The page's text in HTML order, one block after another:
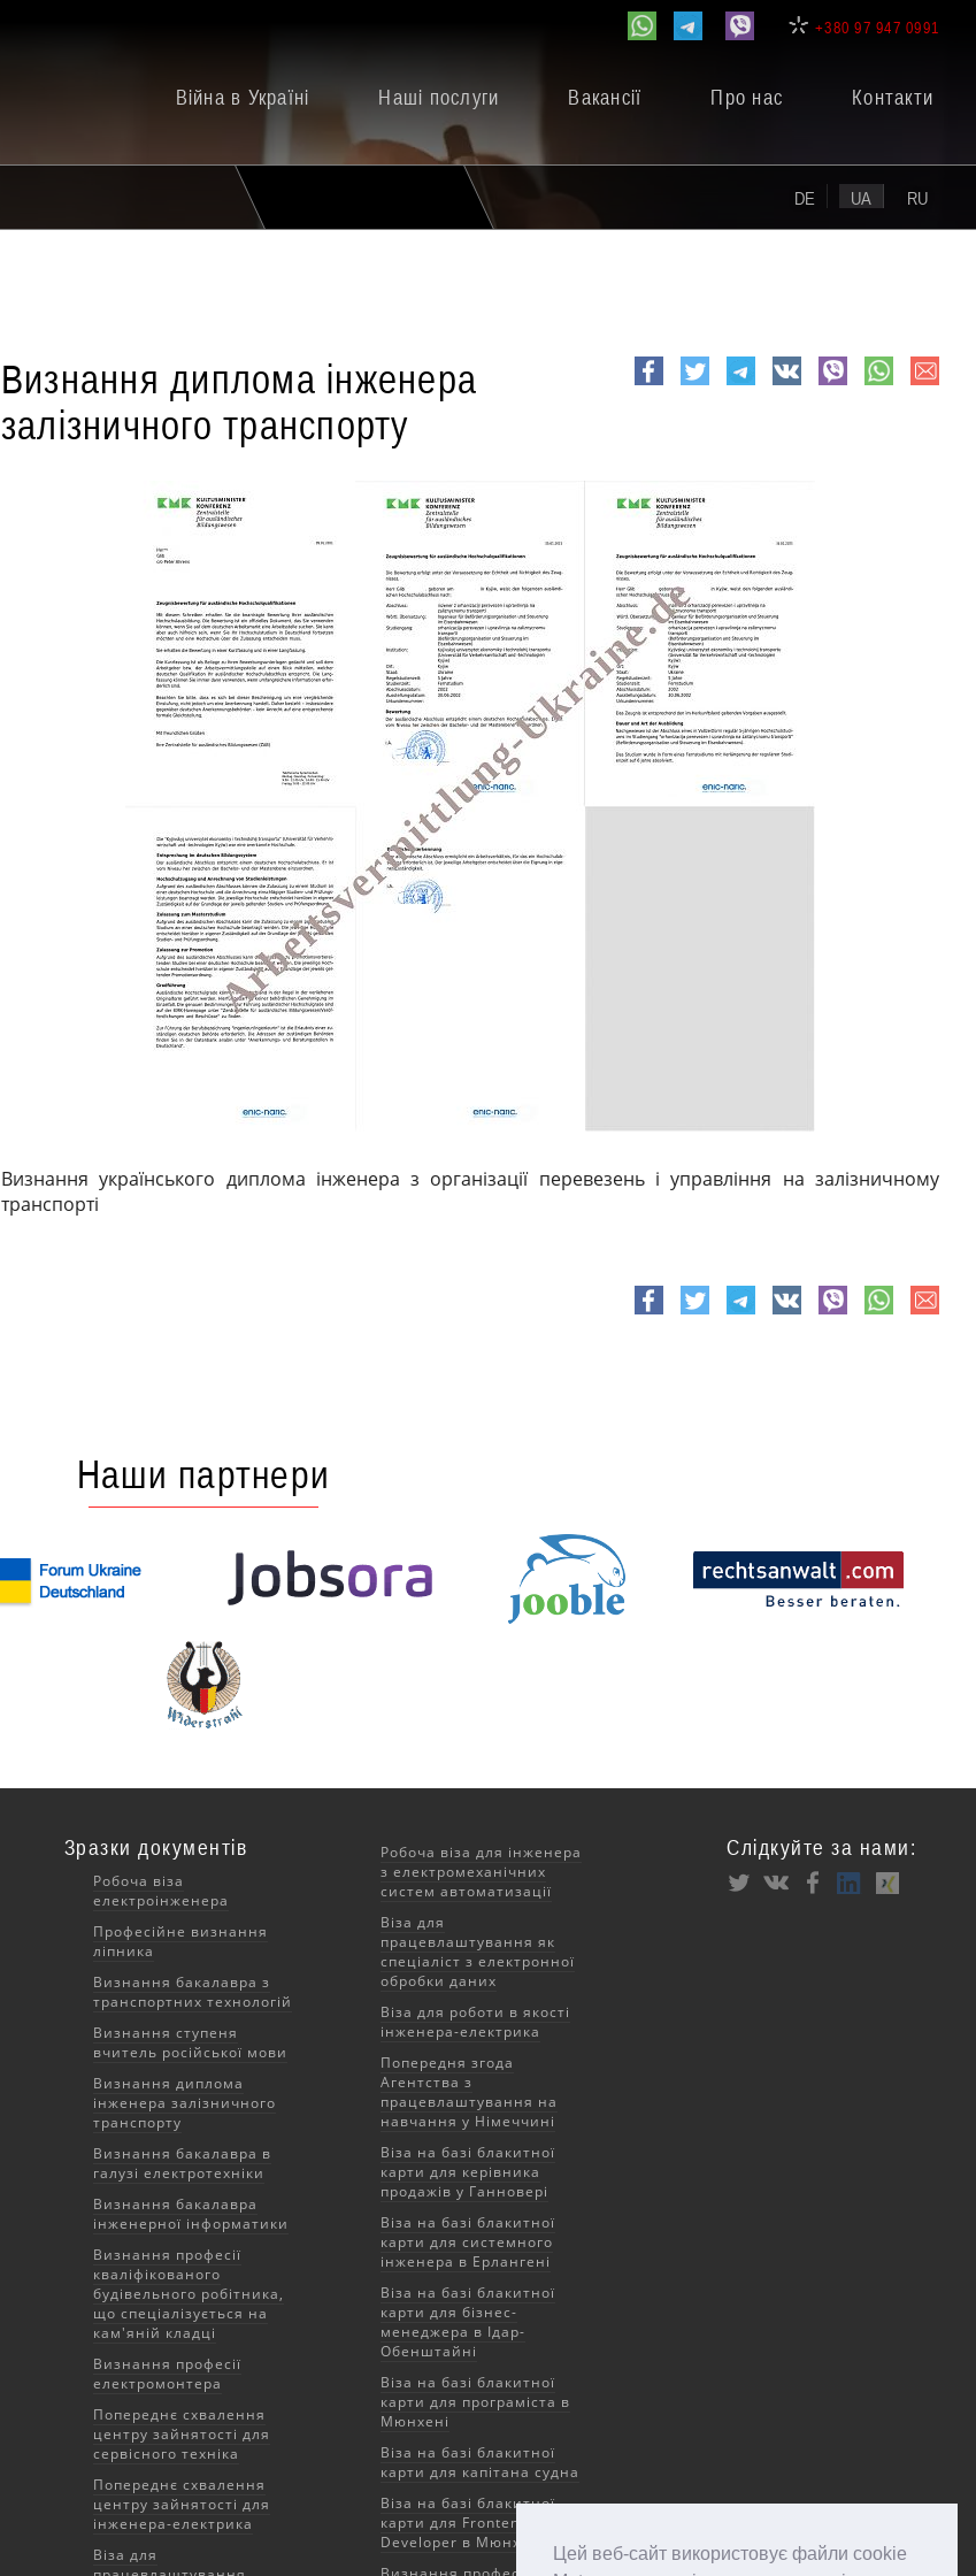
Цей веб-сайт використовує файли cookie
+380 97 947 0991
Війна в Україні Наші послуги Вакансії Про нас Контакти
DE UA RU
Визнання диплома інженера
залізничного транспорту
Визнання українського диплома інженера з організації перевезень і управління на залізничному
транспорті
Наши партнери
Зразки документів
Робоча віза
електроінженера
Професійне визнання
ліпника
Визнання бакалавра з
транспортних технологій
Визнання ступеня
вчитель російської мови
Визнання диплома
інженера залізничного
транспорту
Визнання бакалавра в
галузі електротехніки
Визнання бакалавра
інженерної інформатики
Визнання професії
кваліфікованого
будівельного робітника,
що спеціалізується на
кам'яній кладці
Визнання професії
електромонтера
Попереднє схвалення
центру зайнятості для
сервісного техніка
Попереднє схвалення
центру зайнятості для
інженера-електрика
Віза для
Робоча віза для інженера
з електромеханічних
систем автоматизації
Віза для
працевлаштування як
спеціаліст з електронної
обробки даних
Віза для роботи в якості
інженера-електрика
Попередня згода
Агентства з
працевлаштування на
навчання у Німеччині
Віза на базі блакитної
карти для керівника
продажів у Ганновері
Віза на базі блакитної
карти для системного
інженера в Ерлангені
Віза на базі блакитної
карти для бізнес-
менеджера в Ідар-
Обенштайні
Віза на базі блакитної
карти для програміста в
Мюнхені
Віза на базі блакитної
карти для капітана судна
Віза на базі блакитної
карти для Frontend
Developer в Мюнхені
Слідкуйте за нами: